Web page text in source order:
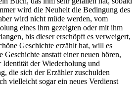
wird die Neuheit die Bedingung des
wird nicht müde werden, vom
eines ihm gezeigten oder mit ihm
bis dieser erschöpft es verweigert,
Geschichte erzählt hat, will es
anstatt einer neuen hören,
der Wiederholung und
die sich der Erzähler zuschulden
vielleicht sogar ein neues Verdienst